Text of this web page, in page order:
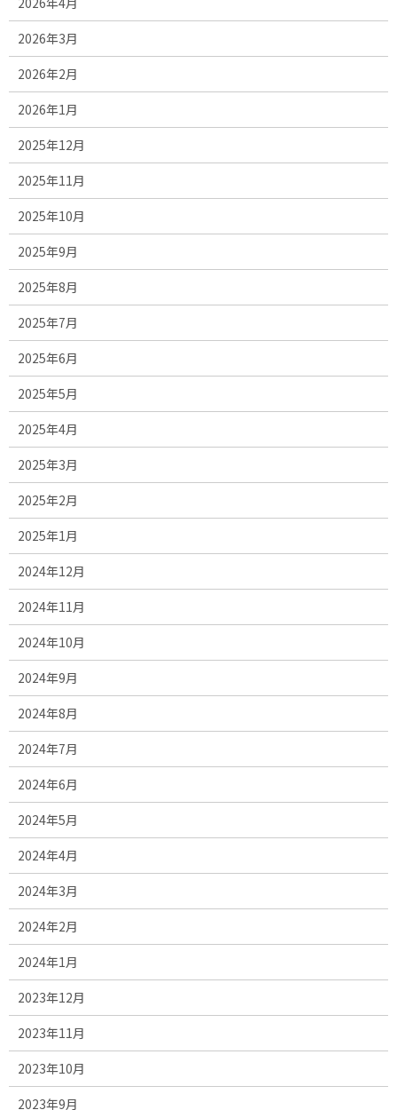
2026年3月
2026年2月
2026年1月
2025年12月
2025年11月
2025年10月
2025年9月
2025年8月
2025年7月
2025年6月
2025年5月
2025年4月
2025年3月
2025年2月
2025年1月
2024年12月
2024年11月
2024年10月
2024年9月
2024年8月
2024年7月
2024年6月
2024年5月
2024年4月
2024年3月
2024年2月
2024年1月
2023年12月
2023年11月
2023年10月
2023年9月